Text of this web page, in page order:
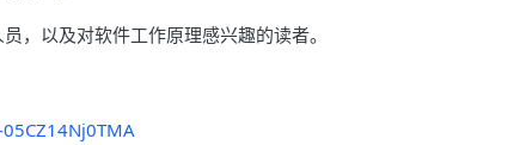
，以及对软件工作原理感兴趣的读者。